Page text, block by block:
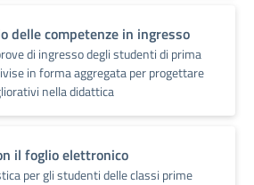
delle competenze in ingresso
di ingresso degli studenti di prima
in forma aggregata per progettare
nella didattica
il foglio elettronico
per gli studenti delle classi prime